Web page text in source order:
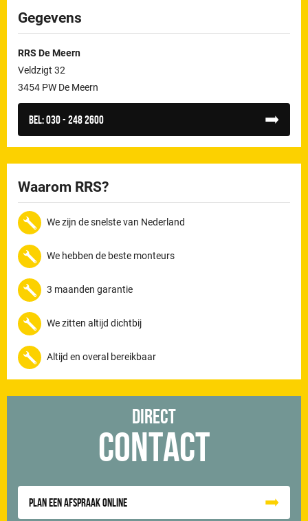
Gegevens
RRS De Meern
Veldzigt 32
3454 PW De Meern
Bel:030 - 248 2600
Waarom RRS?
We zijn de snelste van Nederland
We hebben de beste monteurs
3 maanden garantie
We zitten altijd dichtbij
Altijd en overal bereikbaar
Direct
Contact
Plan een afspraak online